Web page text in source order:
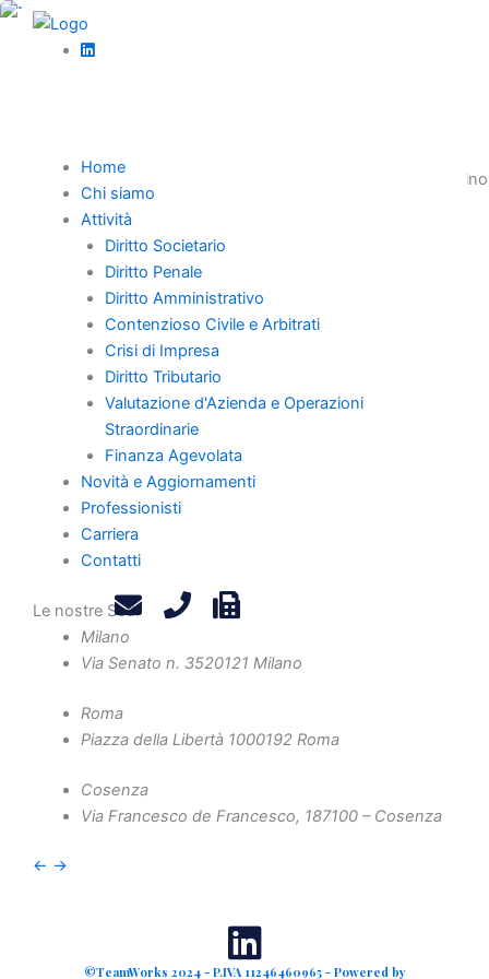
Vai
Home
Chi siamo
Attività
Diritto Societario
Diritto Penale
Diritto Amministrativo
Contenzioso Civile e Arbitrati
Crisi di Impresa
Diritto Tributario
Valutazione d'Azienda e Operazioni
Straordinarie
Finanza Agevolata
Novità e Aggiornamenti
Professionisti
Carriera
Contatti
Le nostre Sedi
Milano
Via Senato n. 3520121 Milano
Roma
Piazza della Libertà 1000192 Roma
Cosenza
Via Francesco de Francesco, 187100 – Cosenza
← →
Il Piano Spiaggia Calabria disciplina le concessioni balneari fino
al 2027. Analisi completa su tutela concessionari, normativa
europea e strategie per famiglie calabresi.
Home
Chi Siamo
Professionisti
Novità e Aggiornamenti
Carriera
Contatti
Privacy Policy
Attività
Diritto Societario
Diritto Tributario
Diritto Amministrativo
Diritto Penale
Contenzioso Civile e Arbitrati
©TeamWorks 2024 - P.IVA 11246460965 - Powered by